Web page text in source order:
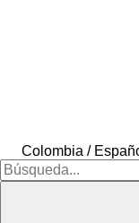
Colombia /